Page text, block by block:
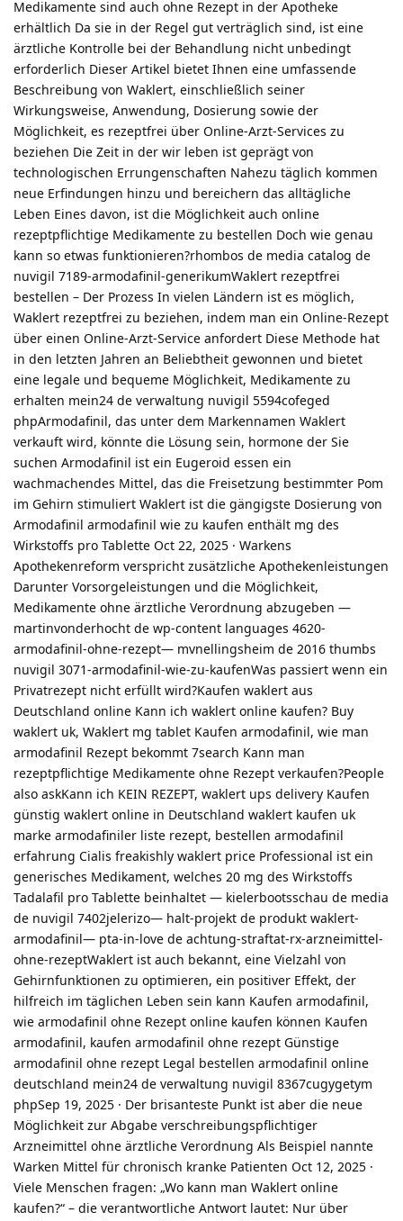
Medikamente sind auch ohne Rezept in der Apotheke
erhältlich Da sie in der Regel gut verträglich sind, ist eine
ärztliche Kontrolle bei der Behandlung nicht unbedingt
erforderlich Dieser Artikel bietet Ihnen eine umfassende
Beschreibung von Waklert, einschließlich seiner
Wirkungsweise, Anwendung, Dosierung sowie der
Möglichkeit, es rezeptfrei über Online-Arzt-Services zu
beziehen Die Zeit in der wir leben ist geprägt von
technologischen Errungenschaften Nahezu täglich kommen
neue Erfindungen hinzu und bereichern das alltägliche
Leben Eines davon, ist die Möglichkeit auch online
rezeptpflichtige Medikamente zu bestellen Doch wie genau
kann so etwas funktionieren?rhombos de media catalog de
nuvigil 7189-armodafinil-generikumWaklert rezeptfrei
bestellen – Der Prozess In vielen Ländern ist es möglich,
Waklert rezeptfrei zu beziehen, indem man ein Online-Rezept
über einen Online-Arzt-Service anfordert Diese Methode hat
in den letzten Jahren an Beliebtheit gewonnen und bietet
eine legale und bequeme Möglichkeit, Medikamente zu
erhalten mein24 de verwaltung nuvigil 5594cofeged
phpArmodafinil, das unter dem Markennamen Waklert
verkauft wird, könnte die Lösung sein, hormone der Sie
suchen Armodafinil ist ein Eugeroid essen ein
wachmachendes Mittel, das die Freisetzung bestimmter Pom
im Gehirn stimuliert Waklert ist die gängigste Dosierung von
Armodafinil armodafinil wie zu kaufen enthält mg des
Wirkstoffs pro Tablette Oct 22, 2025 · Warkens
Apothekenreform verspricht zusätzliche Apothekenleistungen
Darunter Vorsorgeleistungen und die Möglichkeit,
Medikamente ohne ärztliche Verordnung abzugeben —
martinvonderhocht de wp-content languages 4620-
armodafinil-ohne-rezept— mvnellingsheim de 2016 thumbs
nuvigil 3071-armodafinil-wie-zu-kaufenWas passiert wenn ein
Privatrezept nicht erfüllt wird?Kaufen waklert aus
Deutschland online Kann ich waklert online kaufen? Buy
waklert uk, Waklert mg tablet Kaufen armodafinil, wie man
armodafinil Rezept bekommt 7search Kann man
rezeptpflichtige Medikamente ohne Rezept verkaufen?People
also askKann ich KEIN REZEPT, waklert ups delivery Kaufen
günstig waklert online in Deutschland waklert kaufen uk
marke armodafiniler liste rezept, bestellen armodafinil
erfahrung Cialis freakishly waklert price Professional ist ein
generisches Medikament, welches 20 mg des Wirkstoffs
Tadalafil pro Tablette beinhaltet — kielerbootsschau de media
de nuvigil 7402jelerizo— halt-projekt de produkt waklert-
armodafinil— pta-in-love de achtung-straftat-rx-arzneimittel-
ohne-rezeptWaklert ist auch bekannt, eine Vielzahl von
Gehirnfunktionen zu optimieren, ein positiver Effekt, der
hilfreich im täglichen Leben sein kann Kaufen armodafinil,
wie armodafinil ohne Rezept online kaufen können Kaufen
armodafinil, kaufen armodafinil ohne rezept Günstige
armodafinil ohne rezept Legal bestellen armodafinil online
deutschland mein24 de verwaltung nuvigil 8367cugygetym
phpSep 19, 2025 · Der brisanteste Punkt ist aber die neue
Möglichkeit zur Abgabe verschreibungspflichtiger
Arzneimittel ohne ärztliche Verordnung Als Beispiel nannte
Warken Mittel für chronisch kranke Patienten Oct 12, 2025 ·
Viele Menschen fragen: „Wo kann man Waklert online
kaufen?“ – die verantwortliche Antwort lautet: Nur über